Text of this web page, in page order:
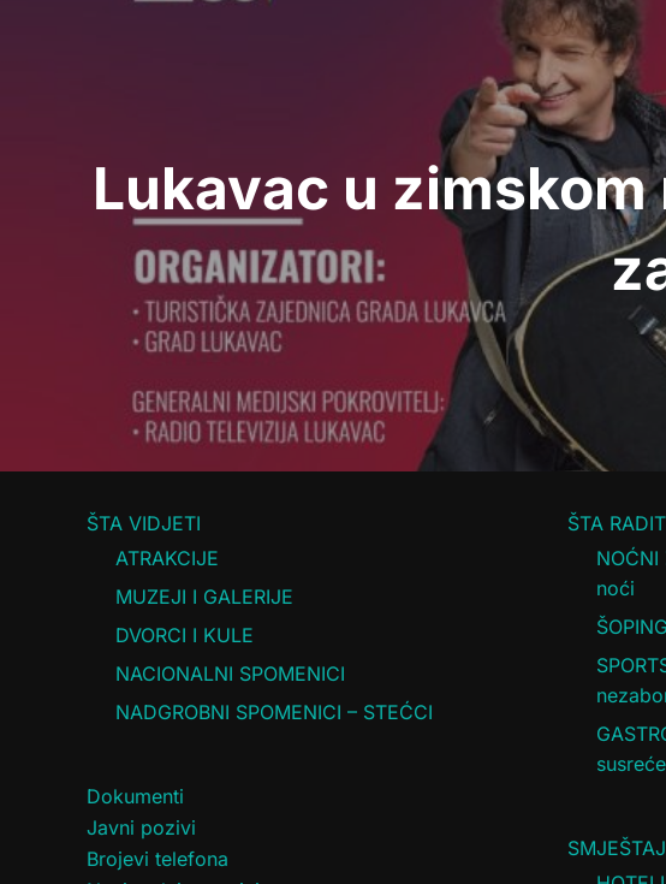
Lukavac u
ŠTA VIDJETI
ATRAKCIJE
MUZEJI I GALERIJE
DVORCI I KULE
NACIONALNI SPOMENICI
NADGROBNI SPOMENICI – STEĆCI
Dokumenti
Javni pozivi
Brojevi telefona
ŠTA
noći
SMJEŠTAJ